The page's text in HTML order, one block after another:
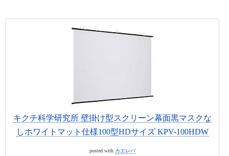
キクチ科学研究所 壁掛け型スクリーン幕面黒マスクな
しホワイトマット仕様100型HDサイズ KPV-100HDW
posted with カエレバ